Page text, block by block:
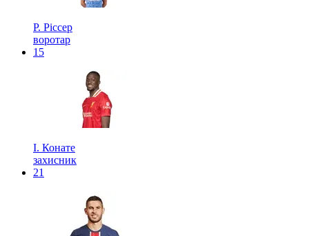
Р. Ріссер
воротар
15
І. Конате
захисник
21